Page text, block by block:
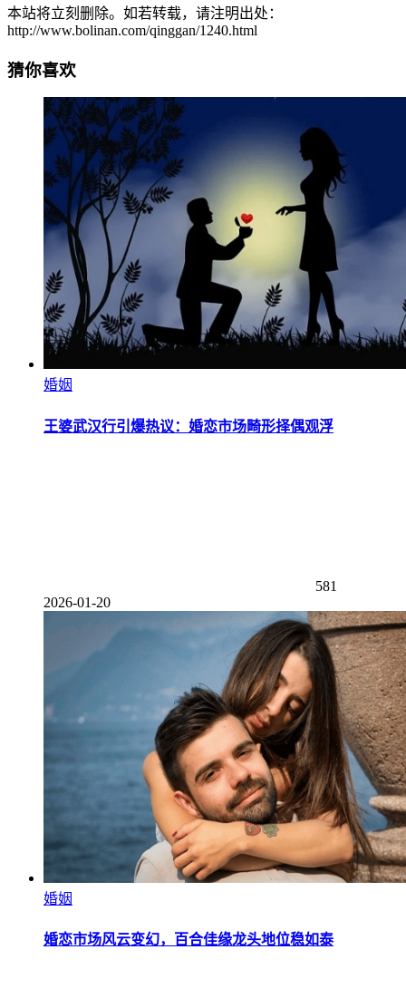
本站将立刻删除。如若转载，请注明出处：
http://www.bolinan.com/qinggan/1240.html
猜你喜欢
婚姻
王婆武汉行引爆热议：婚恋市场畸形择偶观浮
581
2026-01-20
婚姻
婚恋市场风云变幻，百合佳缘龙头地位稳如泰